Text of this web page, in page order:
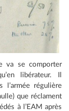
va se comporter
libérateur. Il
l’armée régulière
que réclament
à l’EAM après